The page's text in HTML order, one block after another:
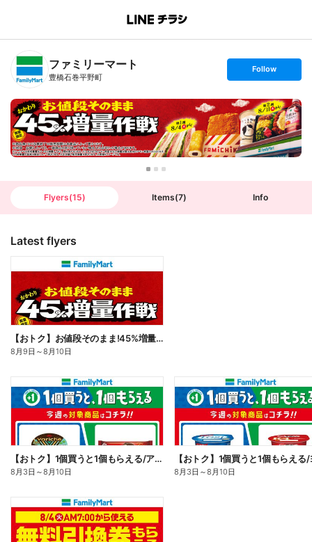
B
n
T
ファミリーマート
豊橋石巻平野町
s
t
o
l
l
o
w
Follow
Flyers(15) Items(7) Info
Latest flyers
【おトク】お値段そのまま!45%増量作戦!
8月9日 ～8月10日
【おトク】1個買うと1個もらえる/アイス
8月3日 ～8月10日 8月3日 ～8月10日